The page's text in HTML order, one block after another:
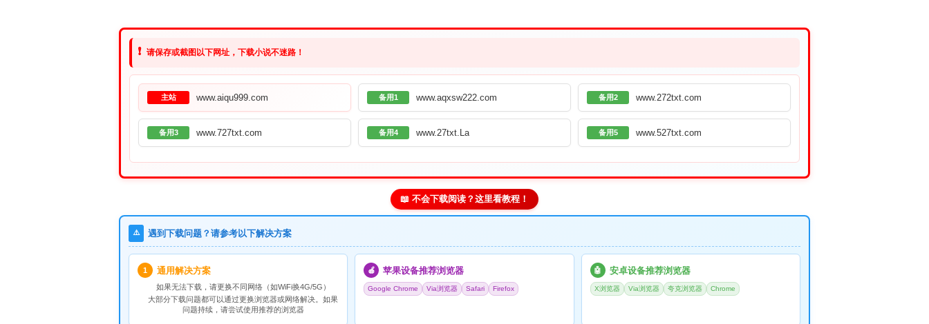
❗ 请保存或截图以下网址，下载小说不迷路！
主站 www.aiqu999.com 备用1 www.aqxsw222.com 备用2 www.272txt.com
备用3 www.727txt.com 备用4 www.27txt.La 备用5 www.527txt.com
📖 不会下载阅读？这里看教程！
⚠️ 遇到下载问题？请参考以下解决方案
1 通用解决方案
如果无法下载，请更换不同网络（如WiFi换4G/5G）
大部分下载问题都可以通过更换浏览器或网络解决。如果
问题持续，请尝试使用推荐的浏览器
🍎 苹果设备推荐浏览器
Google Chrome Via浏览器 Safari Firefox
🤖 安卓设备推荐浏览器
X浏览器 Via浏览器 夸克浏览器 Chrome